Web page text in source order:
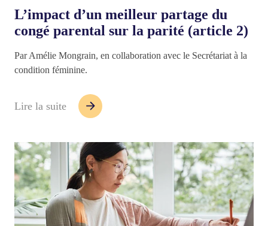
L’impact d’un meilleur partage du
congé parental sur la parité (article 2)
Par Amélie Mongrain, en collaboration avec le Secrétariat à la
condition féminine.
Lire la suite